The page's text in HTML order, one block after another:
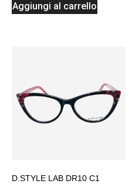
Aggiungi al carrello
D.STYLE LAB DR10 C1